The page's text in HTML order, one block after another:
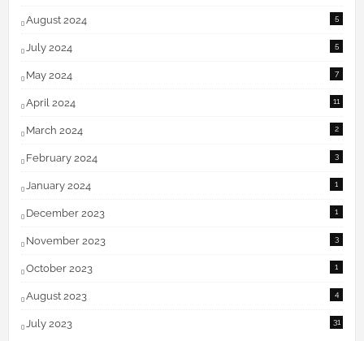
August 2024 5
July 2024 5
May 2024 7
April 2024 11
March 2024 2
February 2024 3
January 2024 1
December 2023 1
November 2023 3
October 2023 1
August 2023 4
July 2023 31